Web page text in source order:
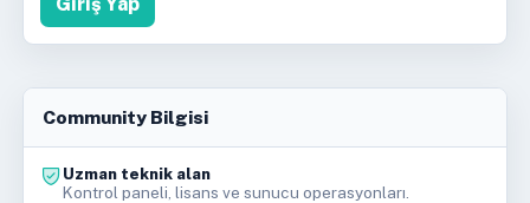
Giriş Yap
Community Bilgisi
Uzman teknik alan
Kontrol paneli, lisans ve sunucu operasyonları.